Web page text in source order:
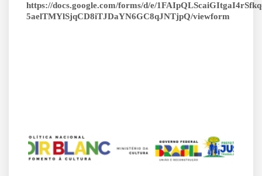
https://docs.google.com/forms/d/e/
5aelTMYlSjqCD8iTJDaYN6GC8qJNTjpQ/viewform